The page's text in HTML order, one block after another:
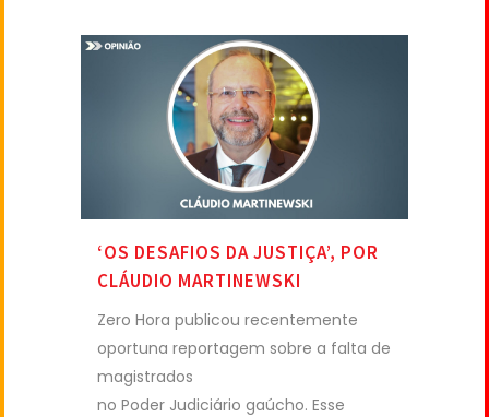
‘OS DESAFIOS DA JUSTIÇA’, POR
CLÁUDIO MARTINEWSKI
Zero Hora publicou recentemente
oportuna reportagem sobre a falta de
magistrados
no Poder Judiciário gaúcho. Esse